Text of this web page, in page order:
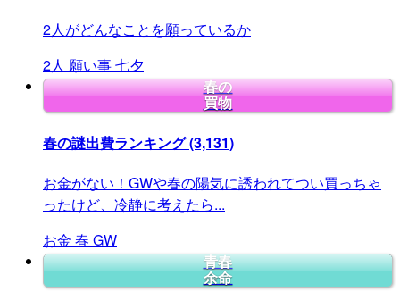
2人がどんなことを願っているか
2人 願い事七夕
春の
買物
春の謎出費ランキング(3,131)
お金がない！GWや春の陽気に誘われてつい買っちゃ
ったけど、冷静に考えたら...
お金 春 GW
青春
余命